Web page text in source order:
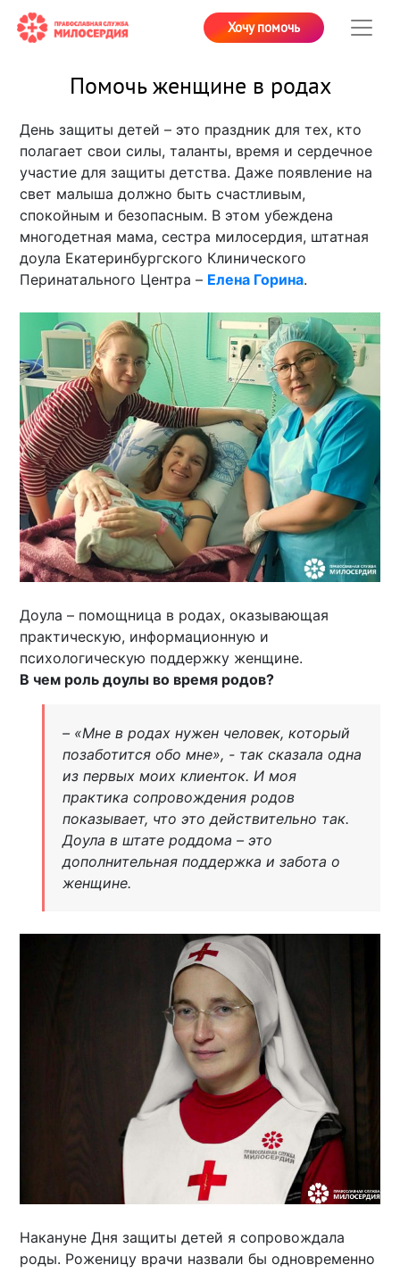
Хочу помочь
Помочь женщине в родах
День защиты детей – это праздник для тех, кто
полагает свои силы, таланты, время и сердечное
участие для защиты детства. Даже появление на
свет малыша должно быть счастливым,
спокойным и безопасным. В этом убеждена
многодетная мама, сестра милосердия, штатная
доула Екатеринбургского Клинического
Перинатального Центра – Елена Горина.
Доула – помощница в родах, оказывающая
практическую, информационную и
психологическую поддержку женщине.
В чем роль доулы во время родов?
– «Мне в родах нужен человек, который
позаботится обо мне», - так сказала одна
из первых моих клиенток. И моя
практика сопровождения родов
показывает, что это действительно так.
Доула в штате роддома – это
дополнительная поддержка и забота о
женщине.
Накануне Дня защиты детей я сопровождала
роды. Роженицу врачи назвали бы одновременно